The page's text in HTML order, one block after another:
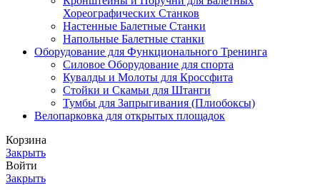
Хореографических Станков
Настенные Балетные Станки
Напольные Балетные станки
Оборудование для Функционального Тренинга
Силовое Оборудование для спорта
Кувалды и Молоты для Кроссфита
Стойки и Скамьи для Штанги
Тумбы для Запрыгивания (Плиобоксы)
Велопарковка для открытых площадок
Корзина
Закрыть
Войти
Закрыть